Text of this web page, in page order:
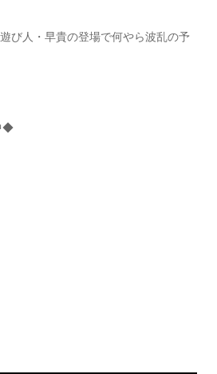
び人・早貴の登場で何やら波乱の予
◆